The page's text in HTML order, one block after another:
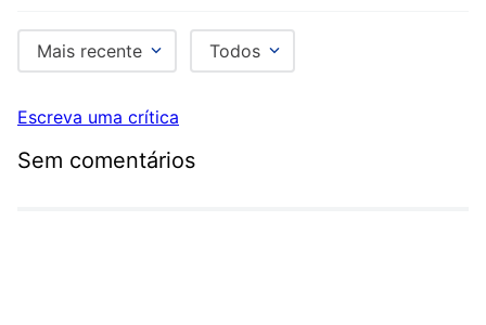
Mais recente Todos
Escreva uma crítica
Sem comentários